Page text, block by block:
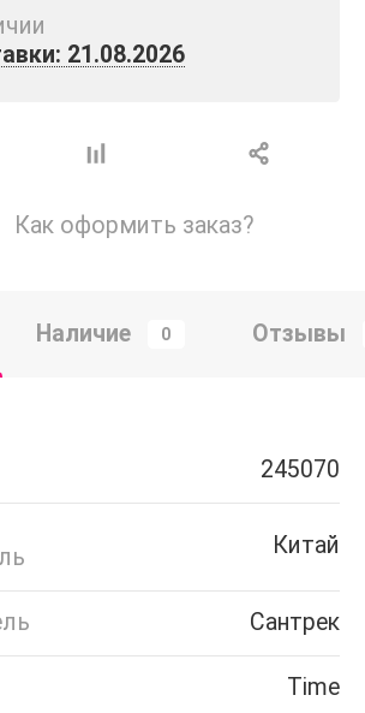
21.08.2026
Как оформить заказ?
Наличие 0 Отзывы
245070
Китай
Сантрек
Time